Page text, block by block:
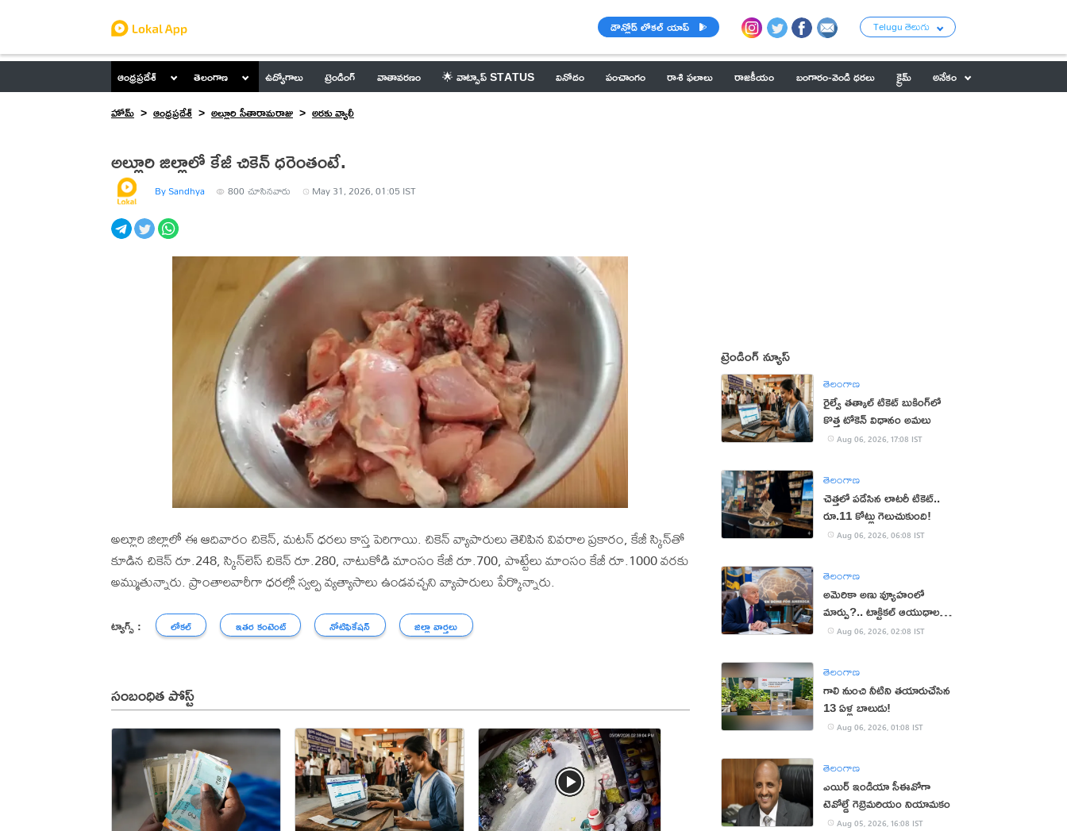
డౌన్లోడ్ లోకల్ యాప్ Telugu తెలుగు
ఆంధ్రప్రదేశ్ తెలంగాణ ఉద్యోగాలు ట్రెండింగ్ వాతావరణం 🌟 వాట్సాప్ STATUS వినోదం పంచాంగం రాశి ఫలాలు రాజకీయం బంగారం-వెండి ధరలు క్రైమ్
అనేకం
హోమ్
ఆంధ్రప్రదేశ్ అల్లూరి సీతారామరాజు అరకు వ్యాలీ
అల్లూరి జిల్లాలో కేజీ చికెన్ ధరెంతంటే.
By Sandhya 800 చూసినవారు May 31, 2026, 01:05 IST
అల్లూరి జిల్లాలో ఈ ఆదివారం చికెన్, మటన్ ధరలు కాస్త పెరిగాయి. చికెన్ వ్యాపారులు తెలిపిన వివరాల ప్రకారం, కేజీ స్కిన్‌తో
కూడిన చికెన్ రూ.248, స్కిన్‌లెస్ చికెన్ రూ.280, నాటుకోడి మాంసం కేజీ రూ.700, పొట్టేలు మాంసం కేజీ రూ.1000 వరకు
అమ్ముతున్నారు. ప్రాంతాలవారీగా ధరల్లో స్వల్ప వ్యత్యాసాలు ఉండవచ్చని వ్యాపారులు పేర్కొన్నారు.
ట్యాగ్స్ : లోకల్ ఇతర కంటెంట్ నోటిఫికేషన్ జిల్లా వార్తలు
సంబంధిత పోస్ట్
ట్రెండింగ్ న్యూస్
తెలంగాణ
రైల్వే తత్కాల్ టికెట్ బుకింగ్‌లో
కొత్త టోకెన్ విధానం అమలు
Aug 06, 2026, 17:08 IST
తెలంగాణ
చెత్తలో పడేసిన లాటరీ టికెట్..
రూ.11 కోట్లు గెలుచుకుంది!
Aug 06, 2026, 06:08 IST
తెలంగాణ
అమెరికా అణు వ్యూహంలో
మార్పు?.. టాక్టికల్ ఆయుధాలకు
ప్రాధాన్యం!
Aug 06, 2026, 02:08 IST
తెలంగాణ
గాలి నుంచి నీటిని తయారుచేసిన
13 ఏళ్ల బాలుడు!
Aug 06, 2026, 01:08 IST
తెలంగాణ
ఎయిర్ ఇండియా సీఈవోగా
టెవోల్డే గెబ్రెమరియం నియామకం
Aug 05, 2026, 16:08 IST